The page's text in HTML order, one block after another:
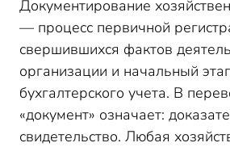
Документирование
— процесс первичной
свершившихся фактов
организации и начальный
бухгалтерского учета. В
«документ» означает:
свидетельство. Любая